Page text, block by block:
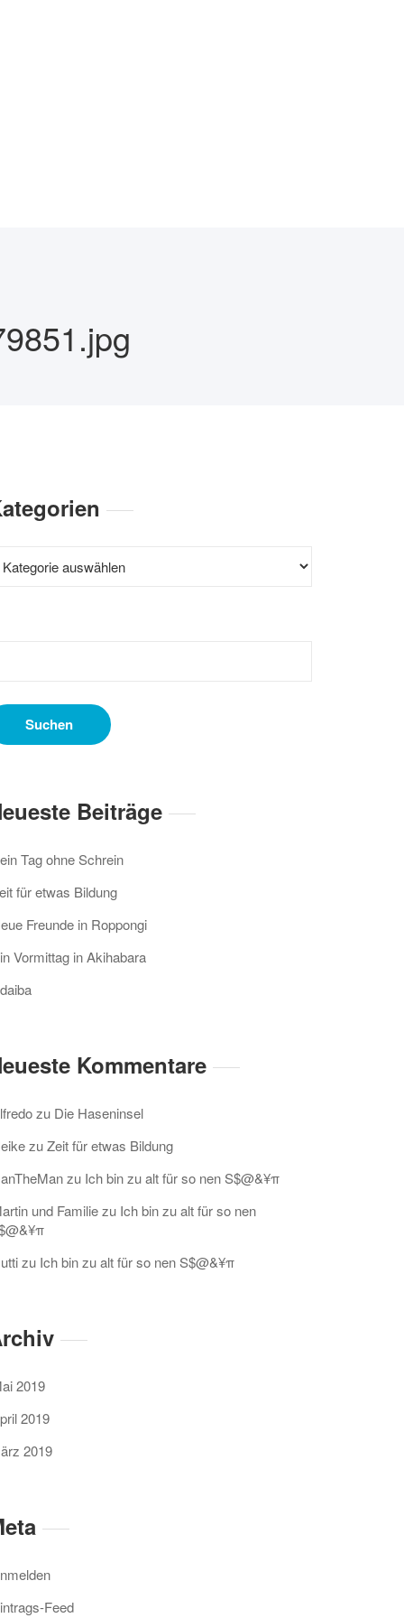
Beiträge
Tag ohne Schrein
für etwas Bildung
Freunde in Roppongi
Vormittag in Akihabara
Kommentare
zu Die Haseninsel
zuZeit für etwas Bildung
zu Ich bin zu alt für so nen S$@&¥π
und Familiezu Ich bin zu alt für so nen
zu Ich bin zu alt für so nen S$@&¥π
2019
2019
2019
Feed